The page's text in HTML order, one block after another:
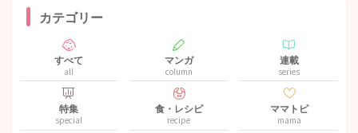
カテゴリー
すべて
all
マンガ
column
連載
series
特集
special
食・レシピ
recipe
ママトピ
mama